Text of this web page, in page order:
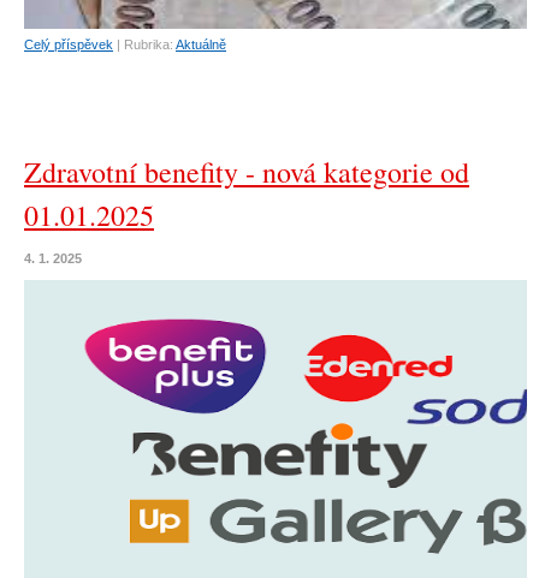
Celý příspěvek | Rubrika: Aktuálně
Zdravotní benefity - nová kategorie od
01.01.2025
4. 1. 2025